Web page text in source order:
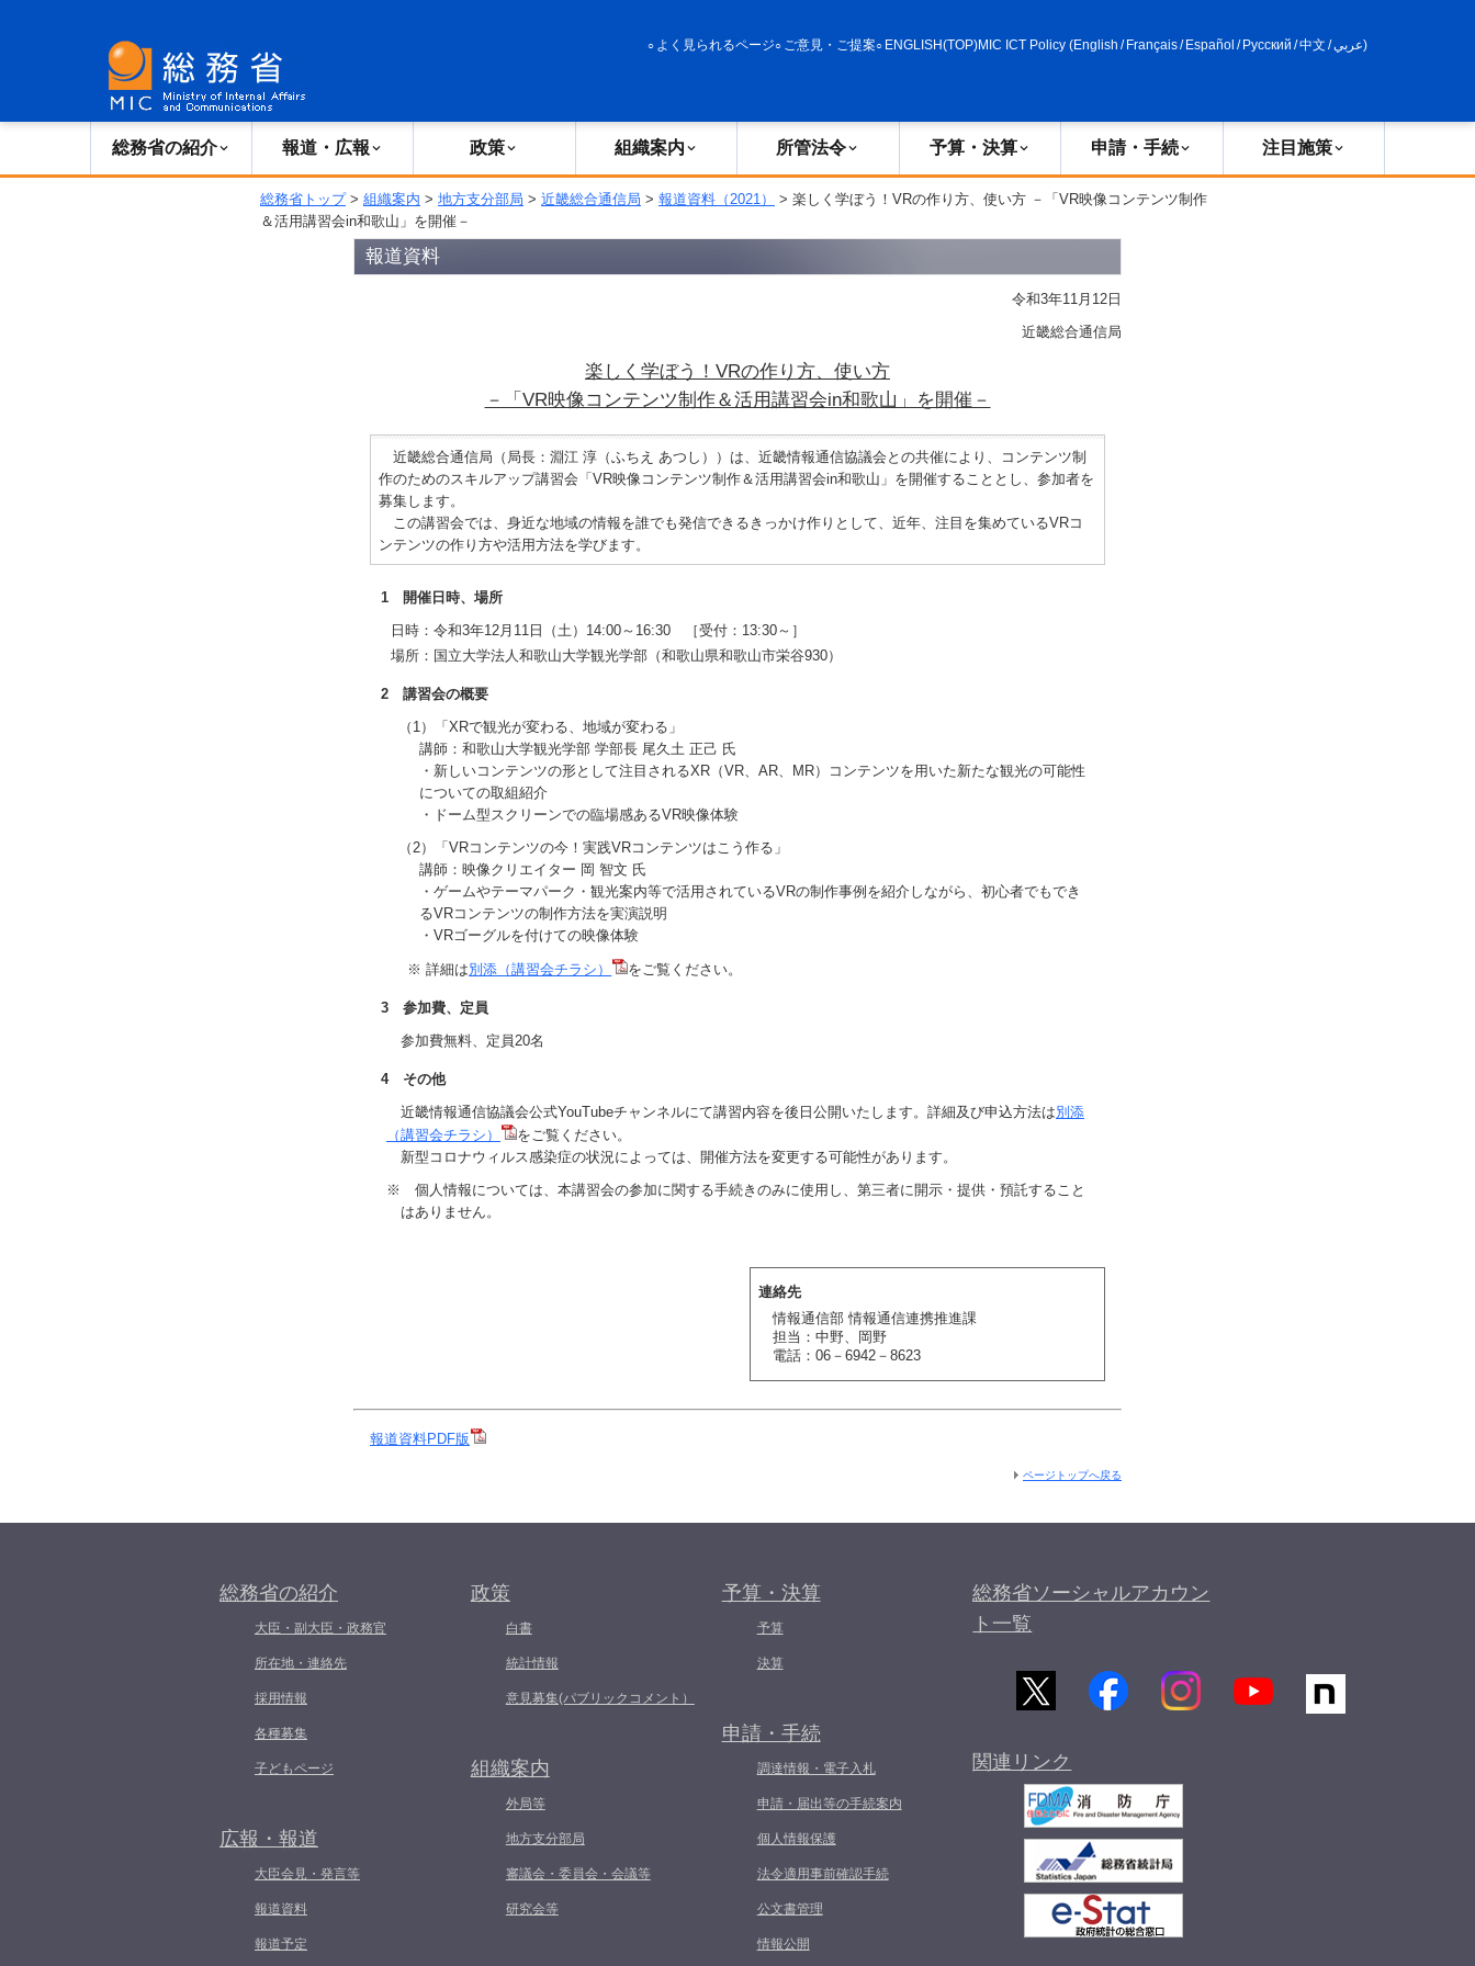
よく見られるページ ご意見・ご提案 ENGLISH(TOP)MIC ICT Policy (English / Français/ Español / Русский /中文 /عربي)
総務省の紹介 報道・広報 政策 組織案内 所管法令 予算・決算 申請・手続 注目施策
総務省トップ> 組織案内 > 地方支分部局 > 近畿総合通信局 > 報道資料（2021）
> 楽しく学ぼう！VRの作り方、使い方 －「VR映像コンテンツ制作
＆活用講習会in和歌山」を開催－
報道資料
令和3年11月12日
近畿総合通信局
楽しく学ぼう！VRの作り方、使い方
－「VR映像コンテンツ制作＆活用講習会in和歌山」を開催－
近畿総合通信局（局長：淵江 淳（ふちえ あつし））は、近畿情報通信協議会との共催により、コンテンツ制
作のためのスキルアップ講習会「VR映像コンテンツ制作＆活用講習会in和歌山」を開催することとし、参加者を
募集します。
この講習会では、身近な地域の情報を誰でも発信できるきっかけ作りとして、近年、注目を集めているVRコ
ンテンツの作り方や活用方法を学びます。
1 開催日時、場所
日時：令和3年12月11日（土）14:00～16:30 ［受付：13:30～］
場所：国立大学法人和歌山大学観光学部（和歌山県和歌山市栄谷930）
2 講習会の概要
（1）「XRで観光が変わる、地域が変わる」
講師：和歌山大学観光学部 学部長 尾久土 正己 氏
・新しいコンテンツの形として注目されるXR（VR、AR、MR）コンテンツを用いた新たな観光の可能性
についての取組紹介
・ドーム型スクリーンでの臨場感あるVR映像体験
（2）「VRコンテンツの今！実践VRコンテンツはこう作る」
講師：映像クリエイター 岡 智文 氏
・ゲームやテーマパーク・観光案内等で活用されているVRの制作事例を紹介しながら、初心者でもでき
るVRコンテンツの制作方法を実演説明
・VRゴーグルを付けての映像体験
※ 詳細は別添（講習会チラシ） をご覧ください。
3 参加費、定員
参加費無料、定員20名
4 その他
近畿情報通信協議会公式YouTubeチャンネルにて講習内容を後日公開いたします。詳細及び申込方法は別添
（講習会チラシ）
をご覧ください。
新型コロナウィルス感染症の状況によっては、開催方法を変更する可能性があります。
※ 個人情報については、本講習会の参加に関する手続きのみに使用し、第三者に開示・提供・預託すること
はありません。
連絡先
情報通信部 情報通信連携推進課
担当：中野、岡野
電話：06－6942－8623
報道資料PDF版
ページトップへ戻る
総務省の紹介
大臣・副大臣・政務官
所在地・連絡先
採用情報
各種募集
子どもページ
広報・報道
大臣会見・発言等
報道資料
報道予定
政策
白書
統計情報
意見募集(パブリックコメント）
組織案内
外局等
地方支分部局
審議会・委員会・会議等
研究会等
予算・決算
予算
決算
申請・手続
調達情報・電子入札
申請・届出等の手続案内
個人情報保護
法令適用事前確認手続
公文書管理
情報公開
総務省ソーシャルアカウン
ト一覧
関連リンク